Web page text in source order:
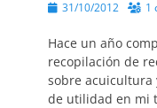
Publicado
31/10/2012 1
Hace un año
recopilación de
sobre acuicultura
de utilidad en mi